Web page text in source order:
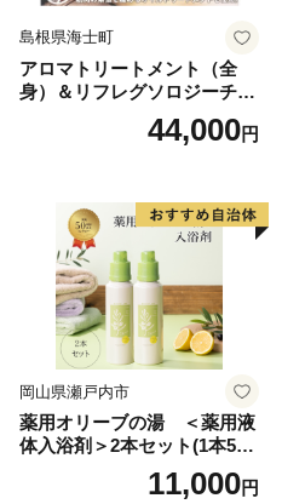
島根県海士町
アロマトリートメント（全
身）＆リフレグソロジーチケ
44,000円
岡山県瀬戸内市
薬用オリーブの湯 ＜薬用液
体入浴剤＞2本セット(1本500
11,000円